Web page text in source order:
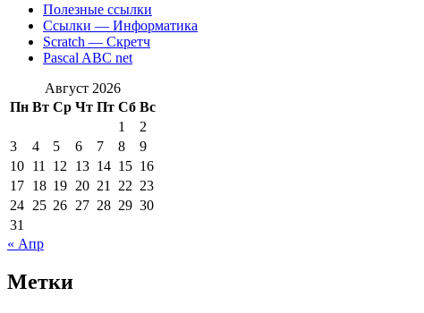
Полезные ссылки
Ссылки — Информатика
Scratch — Скретч
Pascal ABC net
Август 2026
Пн Вт Ср Чт Пт Сб Вс
1
2
3
4 5 6 7 8
9
10 11 12 13 14 15 16
17 18 19 20 21 22 23
24 25 26 27 28 29 30
31
« Апр
Метки